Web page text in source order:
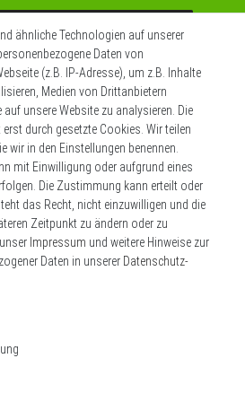
** Hierbei handelt es sich um ein Pflichtfeld.
Impressum
AGB Kontakt
sie bequem per
ähnliche Technologien auf unserer
Daten von
(z.B. IP-Adresse), um z.B. Inhalte
Medien von Drittanbietern
unsere Website zu analysieren. Die
durch gesetzte Cookies. Wir teilen
wir in den Einstellungen benennen.
mit Einwilligung oder aufgrund eines
Die Zustimmung kann erteilt oder
das Recht, nicht einzuwilligen und die
Zeitpunkt zu ändern oder zu
Impressum und weitere Hinweise zur
Daten in unserer Daten­schutz­